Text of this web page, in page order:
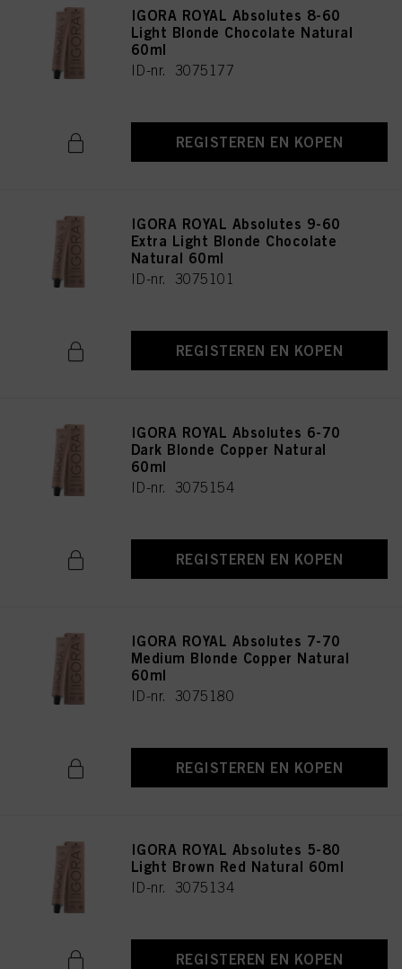
IGORA ROYAL Absolutes 8-60
Light Blonde Chocolate Natural
60ml
ID-nr. 3075177
REGISTEREN EN KOPEN
IGORA ROYAL Absolutes 9-60
Extra Light Blonde Chocolate
Natural 60ml
ID-nr. 3075101
REGISTEREN EN KOPEN
IGORA ROYAL Absolutes 6-70
Dark Blonde Copper Natural
60ml
ID-nr. 3075154
REGISTEREN EN KOPEN
IGORA ROYAL Absolutes 7-70
Medium Blonde Copper Natural
60ml
ID-nr. 3075180
REGISTEREN EN KOPEN
IGORA ROYAL Absolutes 5-80
Light Brown Red Natural 60ml
ID-nr. 3075134
REGISTEREN EN KOPEN